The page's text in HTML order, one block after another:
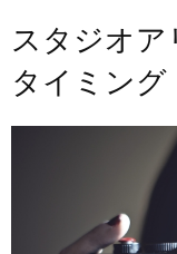
スタジオア
タイミング